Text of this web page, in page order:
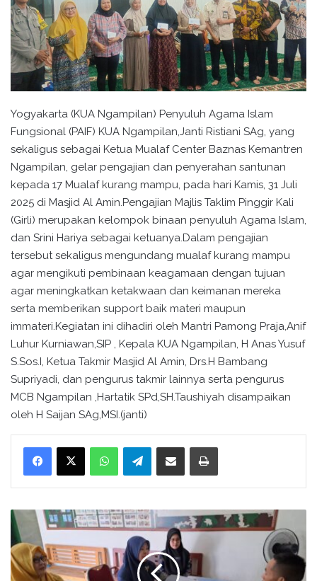
Yogyakarta (KUA Ngampilan) Penyuluh Agama Islam
Fungsional (PAIF) KUA Ngampilan,Janti Ristiani SAg, yang
sekaligus sebagai Ketua Mualaf Center Baznas Kemantren
Ngampilan, gelar pengajian dan penyerahan santunan
kepada 17 Mualaf kurang mampu, pada hari Kamis, 31 Juli
2025 di Masjid Al Amin.Pengajian Majlis Taklim Pinggir Kali
(Girli) merupakan kelompok binaan penyuluh Agama Islam,
dan Srini Hariya sebagai ketuanya.Dalam pengajian
tersebut sekaligus mengundang mualaf kurang mampu
agar mengikuti pembinaan keagamaan dengan tujuan
agar meningkatkan ketakwaan dan keimanan mereka
serta memberikan support baik materi maupun
immateri.Kegiatan ini dihadiri oleh Mantri Pamong Praja,Anif
Luhur Kurniawan,SIP , Kepala KUA Ngampilan, H Anas Yusuf
S.Sos.I, Ketua Takmir Masjid Al Amin, Drs.H Bambang
Supriyadi, dan pengurus takmir lainnya serta pengurus
MCB Ngampilan ,Hartatik SPd,SH.Taushiyah disampaikan
oleh H Saijan SAg,MSI.(janti)
WhatsApp Telegram
P
n
y
u